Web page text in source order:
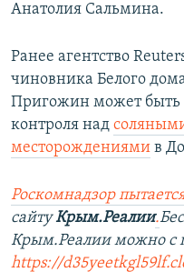
Анатолия Сальмина.
Ранее агентство
чиновника Белого
Пригожин может быть
контроля над
месторождениями в
Роскомнадзор
сайтуКрым.Реалии.
Крым.Реалии можно с
https://